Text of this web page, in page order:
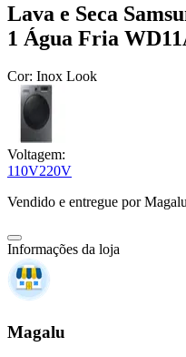
Lava e Seca
1 Água Fria
Cor: Inox Look
Voltagem:
110V220V
Vendido e entregue por
Informações da loja
Magalu